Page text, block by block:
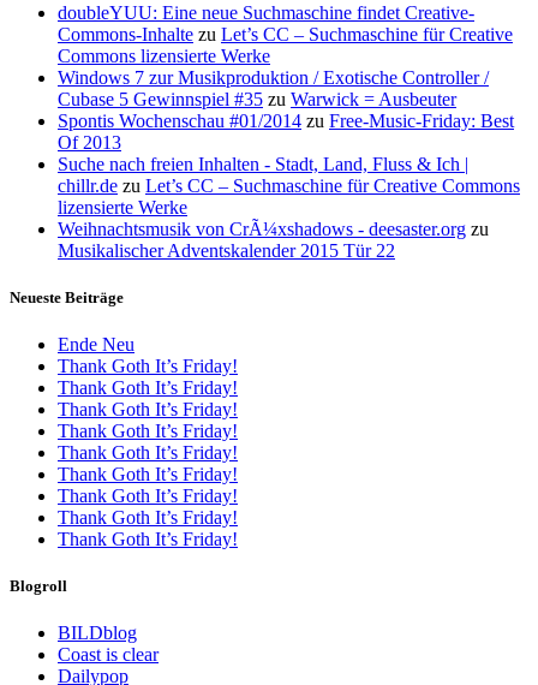
doubleYUU: Eine neue Suchmaschine findet Creative-
Commons-Inhalte zu Let’s CC – Suchmaschine für Creative
Commons lizensierte Werke
Windows 7 zur Musikproduktion / Exotische Controller /
Cubase 5 Gewinnspiel #35 zu Warwick = Ausbeuter
Spontis Wochenschau #01/2014 zu Free-Music-Friday: Best
Of 2013
Suche nach freien Inhalten - Stadt, Land, Fluss & Ich |
chillr.de zu Let’s CC – Suchmaschine für Creative Commons
lizensierte Werke
Weihnachtsmusik von CrÃ¼xshadows - deesaster.org zu
Musikalischer Adventskalender 2015 Tür 22
Neueste Beiträge
Ende Neu
Thank Goth It’s Friday!
Thank Goth It’s Friday!
Thank Goth It’s Friday!
Thank Goth It’s Friday!
Thank Goth It’s Friday!
Thank Goth It’s Friday!
Thank Goth It’s Friday!
Thank Goth It’s Friday!
Thank Goth It’s Friday!
Blogroll
BILDblog
Coast is clear
Dailypop